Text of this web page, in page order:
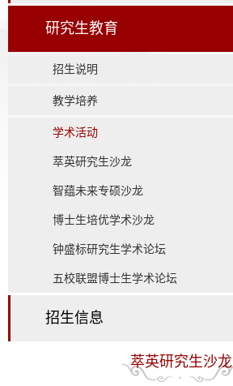
研究生教育
招生说明
教学培养
学术活动
萃英研究生沙龙
智蕴未来专硕沙龙
博士生培优学术沙龙
钟盛标研究生学术论坛
五校联盟博士生学术论坛
招生信息
萃英研究生沙龙